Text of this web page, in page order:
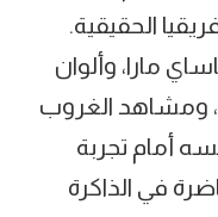
الحقيقية.
مارا، وألوان
ومشاهد الغروب
أمام تجربة
في الذاكرة